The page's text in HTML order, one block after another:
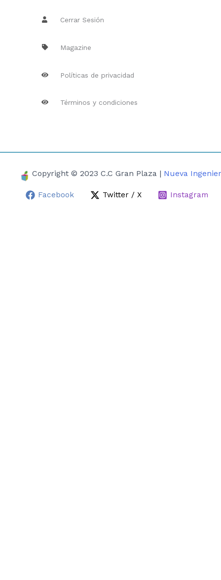
Cerrar Sesión
Magazine
Políticas de privacidad
Términos y condiciones
Copyright © 2023 C.C Gran Plaza | Nueva
Facebook Twitter / X Instagram